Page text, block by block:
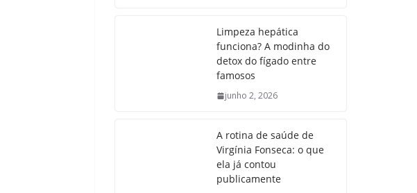
Limpeza hepática
funciona? A modinha do
detox do fígado entre
famosos
junho 2, 2026
A rotina de saúde de
Virgínia Fonseca: o que
ela já contou
publicamente